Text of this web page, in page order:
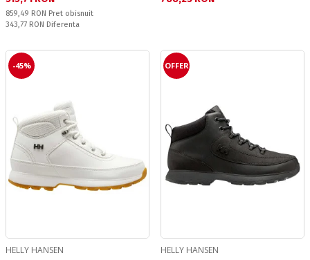
Pret obisnuit:
859,49 RON Pret obisnuit
Спестявате:
343,77 RON Diferenta
-45%
HELLY HANSEN
OFFER
HELLY HANSEN